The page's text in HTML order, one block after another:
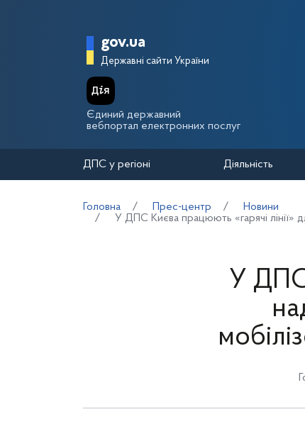
Головна сторінка
gov.ua
Державні сайти України
Єдиний державний
вебпортал електронних послуг
ДПС у регіоні Діяльність
Головна Прес-центр
Новини
У ДПС Києва працюють «гарячі лінії»
У ДПС